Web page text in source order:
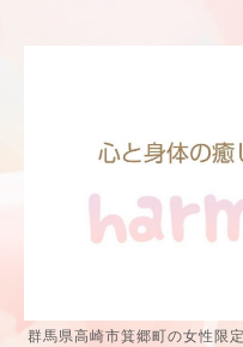
群馬県高崎市箕郷町の女性限